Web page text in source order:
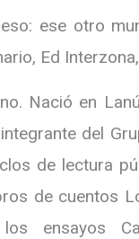
ese otro
Ed
Nació en
del
de lectura
de cuentos
ensayos